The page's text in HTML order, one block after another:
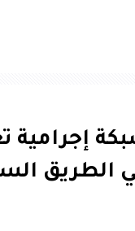
إجرامية
الطريق